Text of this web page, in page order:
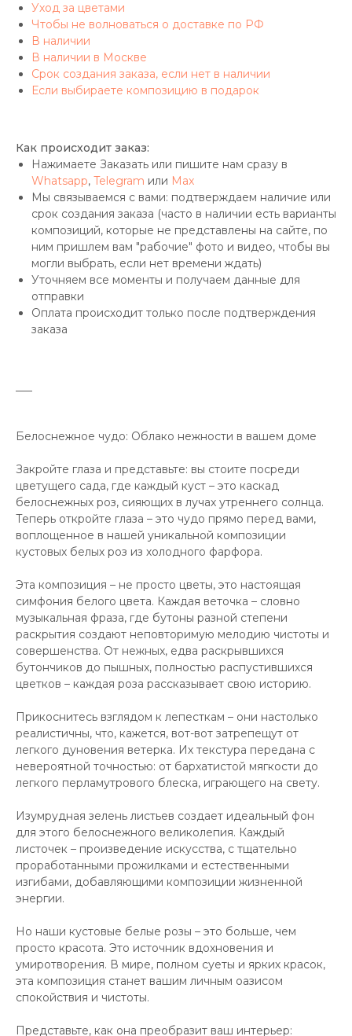
Уход за цветами
Чтобы не волноваться о доставке по РФ
В наличии
В наличии в Москве
Срок создания заказа, если нет в наличии
Если выбираете композицию в подарок
Как происходит заказ:
Нажимаете Заказать или пишите нам сразу в
Whatsapp, Telegram или Max
Мы связываемся с вами: подтверждаем наличие или
срок создания заказа (часто в наличии есть варианты
композиций, которые не представлены на сайте, по
ним пришлем вам "рабочие" фото и видео, чтобы вы
могли выбрать, если нет времени ждать)
Уточняем все моменты и получаем данные для
отправки
Оплата происходит только после подтверждения
заказа
Белоснежное чудо: Облако нежности в вашем доме
Закройте глаза и представьте: вы стоите посреди
цветущего сада, где каждый куст – это каскад
белоснежных роз, сияющих в лучах утреннего солнца.
Теперь откройте глаза – это чудо прямо перед вами,
воплощенное в нашей уникальной композиции
кустовых белых роз из холодного фарфора.
Эта композиция – не просто цветы, это настоящая
симфония белого цвета. Каждая веточка – словно
музыкальная фраза, где бутоны разной степени
раскрытия создают неповторимую мелодию чистоты и
совершенства. От нежных, едва раскрывшихся
бутончиков до пышных, полностью распустившихся
цветков – каждая роза рассказывает свою историю.
Прикоснитесь взглядом к лепесткам – они настолько
реалистичны, что, кажется, вот-вот затрепещут от
легкого дуновения ветерка. Их текстура передана с
невероятной точностью: от бархатистой мягкости до
легкого перламутрового блеска, играющего на свету.
Изумрудная зелень листьев создает идеальный фон
для этого белоснежного великолепия. Каждый
листочек – произведение искусства, с тщательно
проработанными прожилками и естественными
изгибами, добавляющими композиции жизненной
энергии.
Но наши кустовые белые розы – это больше, чем
просто красота. Это источник вдохновения и
умиротворения. В мире, полном суеты и ярких красок,
эта композиция станет вашим личным оазисом
спокойствия и чистоты.
Представьте, как она преобразит ваш интерьер: